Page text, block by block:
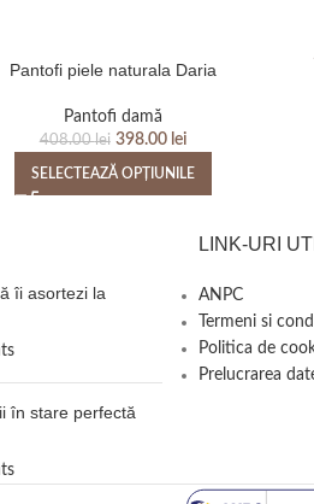
Pantofi piele naturala Daria
Pantofi damă
408.00lei 398.00 lei
SELECTEAZĂ OPȚIUNILE
îi asortezi la
în stare perfectă
LINK-URI
ANPC
Termeni si
Politica de
Prelucrarea